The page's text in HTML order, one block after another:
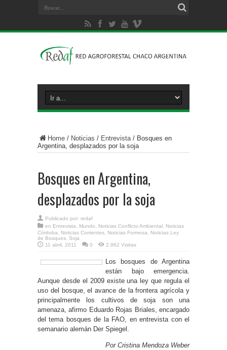
Home / Noticias / Entrevista / Bosques en
Argentina, desplazados por la soja
Bosques en Argentina,
desplazados por la soja
Publicado por: redaf
en Entrevista Mundo Noticias Conflicto Ambiental
Noticias
Córdoba
Noticias Corrientes Noticias Formosa
Noticias Ley
de Bosques Soja
11 abril, 2011
0 2,962 Visitas
Los bosques de Argentina
están bajo emergencia.
Aunque desde el 2009 existe una ley que regula el
uso del bosque, el avance de la frontera agrícola y
principalmente los cultivos de soja son una
amenaza, afirmo Eduardo Rojas Briales, encargado
del tema bosques de la FAO, en entrevista con el
semanario alemán Der Spiegel.
Por Cristina Mendoza Weber